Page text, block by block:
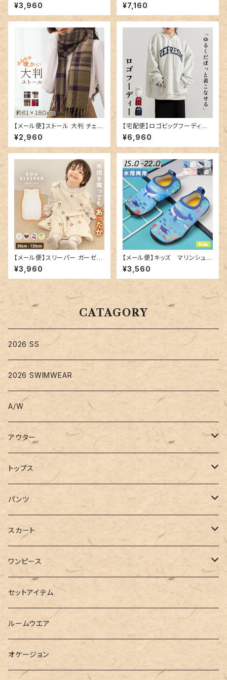
水着 ／kids159
¥3,960 tops1547
¥7,160
【メール便】ストール 大判 チェッ
ク マフラー レディース／stole
074
¥2,960
【宅配便】ロゴビッグフーディー
／tops2070
¥6,960
【メール便】スリーパー ガーゼ フ
リース キッズ 女の子／kidsto
ps016
¥3,960
【メール便】キッズ マリンシュー
ズ／shoes176
¥3,560
CATAGORY
2026 SS
2026 SWIMWEAR
A/W
アウター
コート
ジャケット
ブルゾン
ロングシャツ
ダウンジャケット
ベスト
トップス
Tシャツ
カットソー
半袖
スウェット・パーカー
ニット
シャツ
ブラウス
パンツ
デニム
スキニー
ショートパンツ
ハーフパンツ
スウェット
スカート
ロング
ミニ
その他
ワンピース
シャツワンピース
スウェットワンピース
パーカーワンピース
セットアイテム
ルームウエア
オケージョン